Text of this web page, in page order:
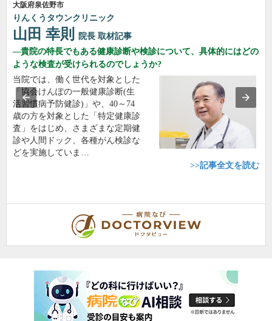
大阪府泉佐野市
りんくうタウンクリニック
山田 幸則 院長 取材記事
貴院の特長でもある健康診断や検診について、具体的にはどの
ような検査が受けられるのでしょうか?
当院では、働く世代を対象とした
「協会けんぽの一般健康診断(生
活習慣病予防健診)」や、40～74
歳の方を対象とした「特定健康診
査」をはじめ、さまざまな定期健
診や人間ドック、各種がん検診な
どを実施していま…
>>記事全文を読む